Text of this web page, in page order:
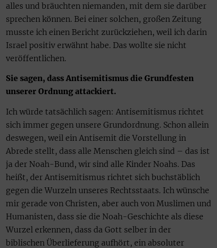
alles und bräuchten niemanden, mit dem sie darüber
sprechen können. Bei einer solchen, großen Zeitung
musste ich einen Bericht zurückziehen, weil ich darin
Israel positiv erwähnt habe. Das wollte sie nicht
veröffentlichen.
Sie sagen, dass Antisemitismus die Grundfesten
unserer Ordnung attackiert.
Ich würde tatsächlich sagen: Antisemitismus richtet
sich immer gegen unsere Grundordnung. Schon allein
deswegen, weil ein Antisemit die Vorstellung in
Abrede stellt, dass alle Menschen gleich sind – das ist
ja der Noah-Bund, wir sind alle Kinder Noahs. Das
heißt, der Antisemitismus richtet sich buchstäblich
gegen die Wurzeln unseres Rechtsstaats. Ich wünsche
mir gerade von Christen, aber auch von Muslimen und
Humanisten, dass sie die Noah-Geschichte als diese
Wurzel erkennen, dass da Gott selber in der
biblischen Überlieferung aufhört, ein absoluter